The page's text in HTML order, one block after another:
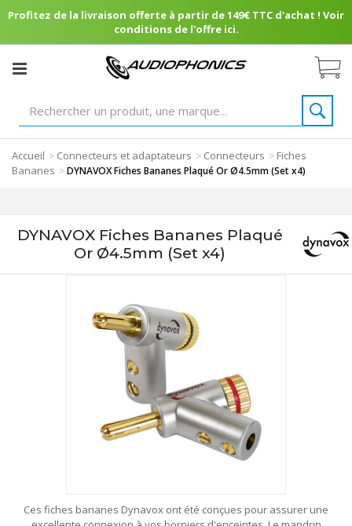
Profitez de la livraison offerte à partir de 149€ TTC d'achat ! Voir
conditions de l'offre ici.
Accueil > Connecteurs et adaptateurs > Connecteurs > Fiches
Bananes >DYNAVOX Fiches Bananes Plaqué Or Ø4.5mm (Set x4)
DYNAVOX Fiches Bananes Plaqué
Or Ø4.5mm (Set x4)
Ces fiches bananes Dynavox ont été conçues pour assurer une